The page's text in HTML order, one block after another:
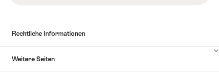
Rechtliche Informationen
Weitere Seiten